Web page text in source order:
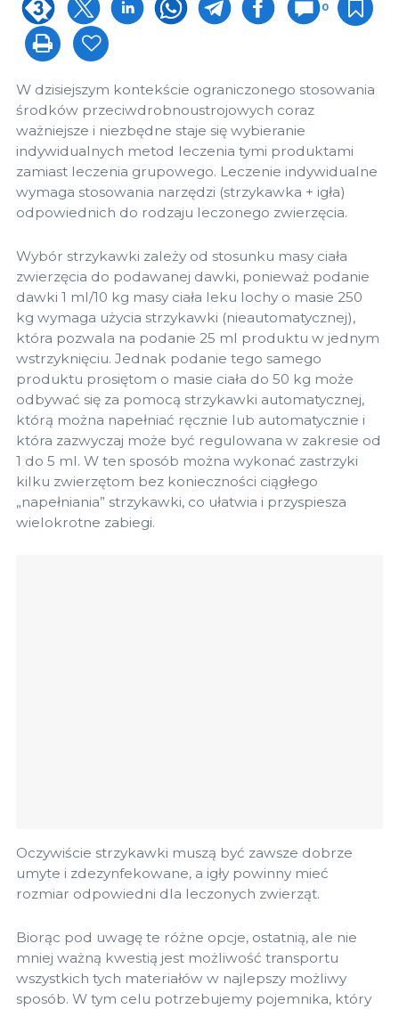
0
W dzisiejszym kontekście ograniczonego stosowania
środków przeciwdrobnoustrojowych coraz
ważniejsze i niezbędne staje się wybieranie
indywidualnych metod leczenia tymi produktami
zamiast leczenia grupowego. Leczenie indywidualne
wymaga stosowania narzędzi (strzykawka + igła)
odpowiednich do rodzaju leczonego zwierzęcia.
Wybór strzykawki zależy od stosunku masy ciała
zwierzęcia do podawanej dawki, ponieważ podanie
dawki 1 ml/10 kg masy ciała leku lochy o masie 250
kg wymaga użycia strzykawki (nieautomatycznej),
która pozwala na podanie 25 ml produktu w jednym
wstrzyknięciu. Jednak podanie tego samego
produktu prosiętom o masie ciała do 50 kg może
odbywać się za pomocą strzykawki automatycznej,
którą można napełniać ręcznie lub automatycznie i
która zazwyczaj może być regulowana w zakresie od
1 do 5 ml. W ten sposób można wykonać zastrzyki
kilku zwierzętom bez konieczności ciągłego
„napełniania” strzykawki, co ułatwia i przyspiesza
wielokrotne zabiegi.
Oczywiście strzykawki muszą być zawsze dobrze
umyte i zdezynfekowane, a igły powinny mieć
rozmiar odpowiedni dla leczonych zwierząt.
Biorąc pod uwagę te różne opcje, ostatnią, ale nie
mniej ważną kwestią jest możliwość transportu
wszystkich tych materiałów w najlepszy możliwy
sposób. W tym celu potrzebujemy pojemnika, który